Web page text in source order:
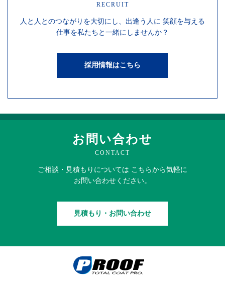
RECRUIT
人と人とのつながりを大切にし、 出逢う人に 笑顔を与える
仕事を私たちと一緒にしませんか？
採用情報はこちら
お問い合わせ
CONTACT
ご相談・見積もりについては こちらから気軽に
お問い合わせください。
見積もり・お問い合わせ